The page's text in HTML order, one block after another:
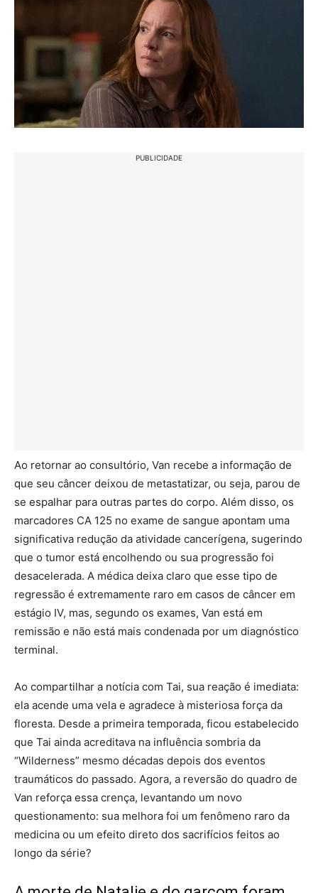
PUBLICIDADE
Ao retornar ao consultório, Van recebe a informação de
que seu câncer deixou de metastatizar, ou seja, parou de
se espalhar para outras partes do corpo. Além disso, os
marcadores CA 125 no exame de sangue apontam uma
significativa redução da atividade cancerígena, sugerindo
que o tumor está encolhendo ou sua progressão foi
desacelerada. A médica deixa claro que esse tipo de
regressão é extremamente raro em casos de câncer em
estágio IV, mas, segundo os exames, Van está em
remissão e não está mais condenada por um diagnóstico
terminal.
Ao compartilhar a notícia com Tai, sua reação é imediata:
ela acende uma vela e agradece à misteriosa força da
floresta. Desde a primeira temporada, ficou estabelecido
que Tai ainda acreditava na influência sombria da
“Wilderness” mesmo décadas depois dos eventos
traumáticos do passado. Agora, a reversão do quadro de
Van reforça essa crença, levantando um novo
questionamento: sua melhora foi um fenômeno raro da
medicina ou um efeito direto dos sacrifícios feitos ao
longo da série?